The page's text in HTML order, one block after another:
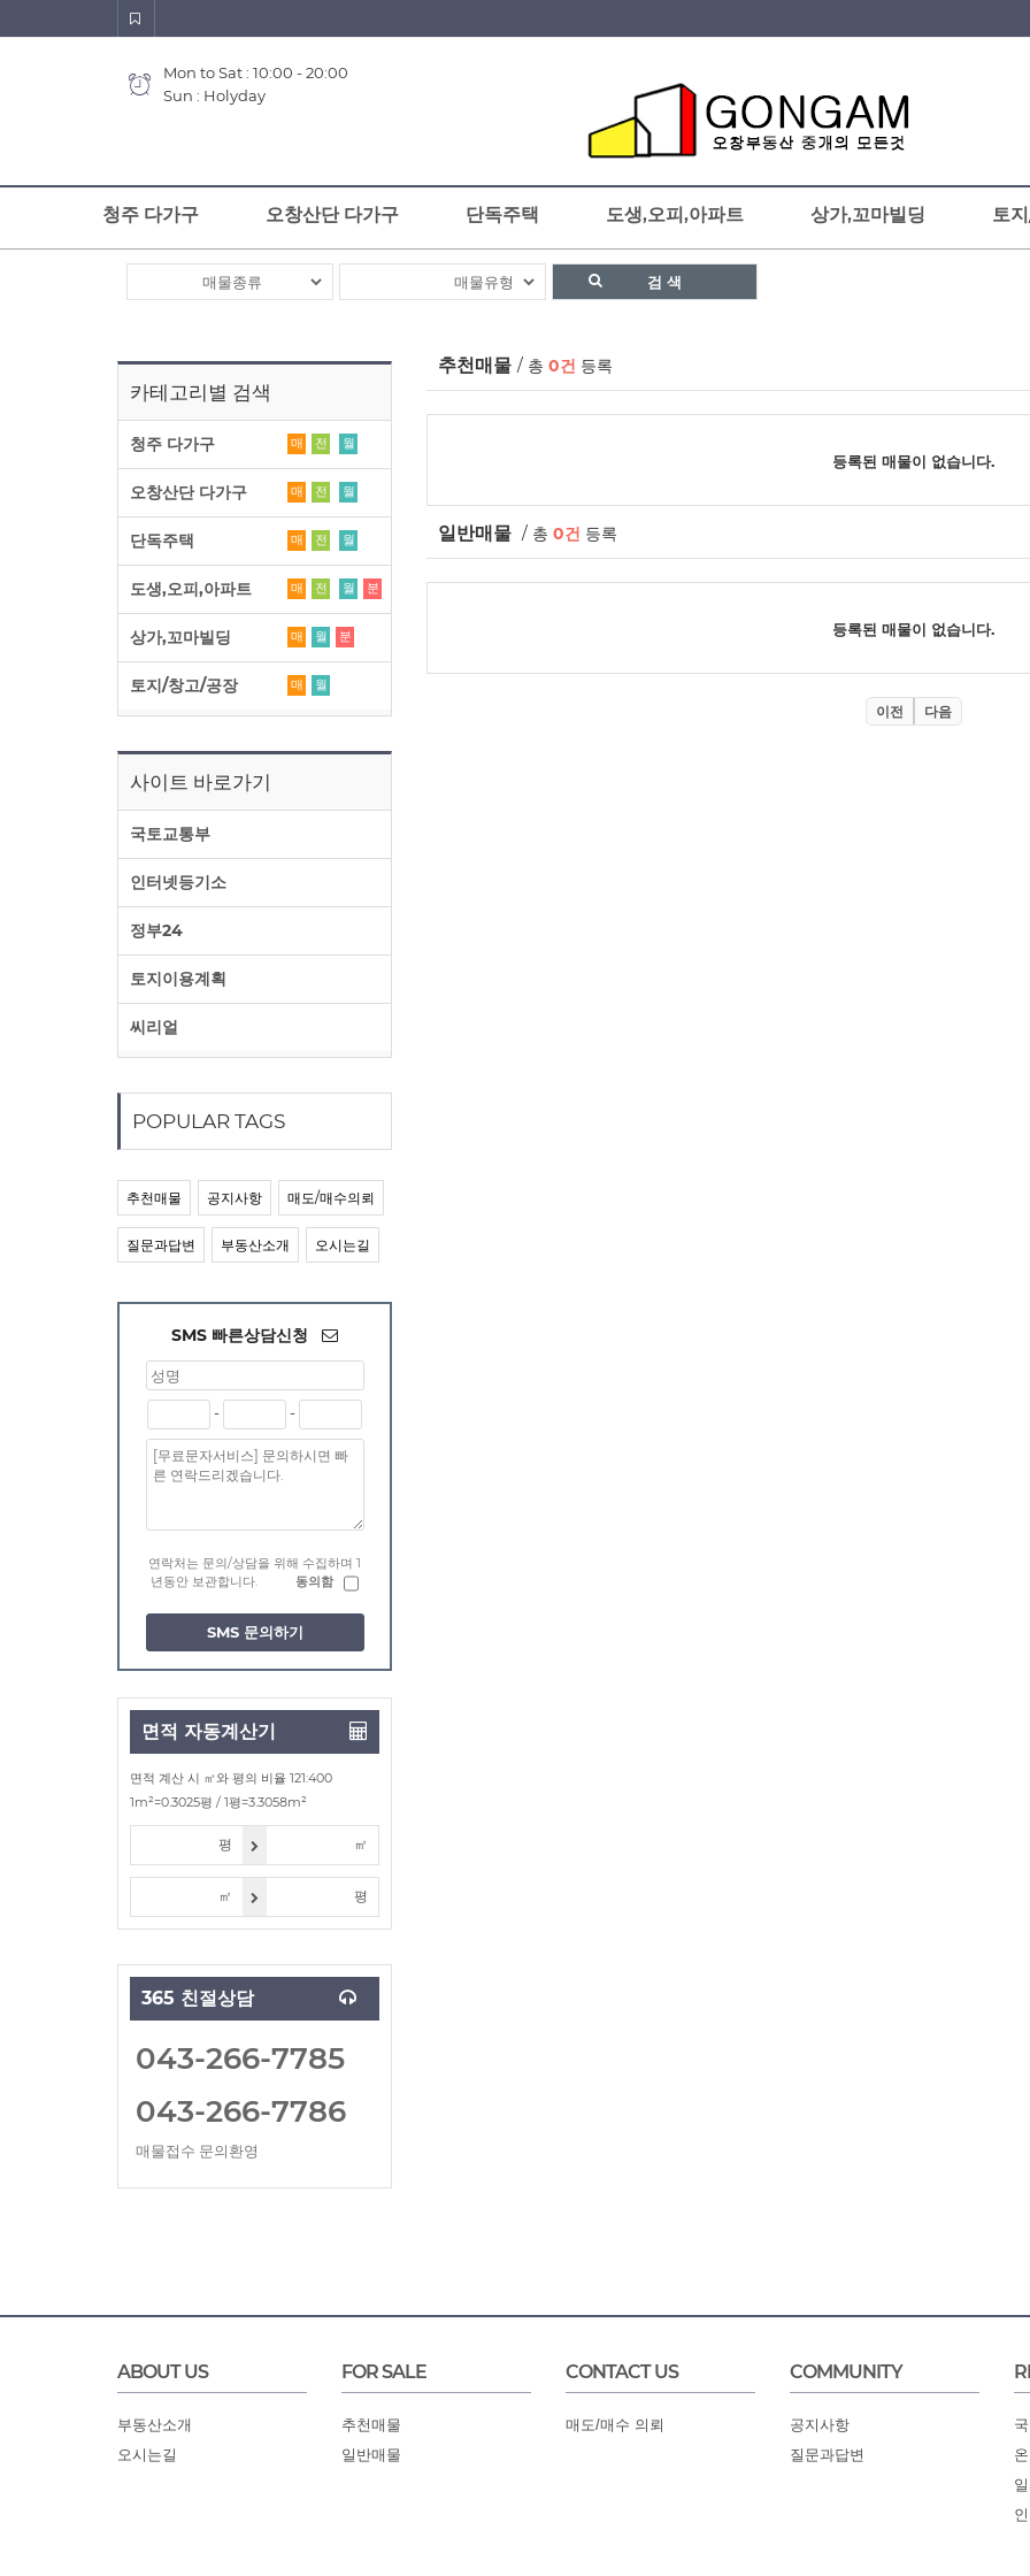
Mon to Sat : 10:00 - 20:00
Sun : Holyday
청주 다가구 오창산단 다가구 단독주택 도생,오피,아파트 상가,꼬마빌딩 토
Smart Search
검 색
카테고리별 검색
청주 다가구 매 전 월
오창산단 다가구 매 전 월
단독주택 매 전 월
도생,오피,아파트 매 전 월 분
상가,꼬마빌딩 매 월 분
토지/창고/공장 매 월
사이트 바로가기
국토교통부
인터넷등기소
정부24
토지이용계획
씨리얼
POPULAR TAGS
추천매물 공지사항 매도/매수의뢰
질문과답변 부동산소개 오시는길
SMS 빠른상담신청
- -
연락처는 문의/상담을 위해 수집하며 1
년동안 보관합니다.
동의함
SMS 문의하기
면적 자동계산기
면적 계산 시 ㎡와 평의 비율 121:400
1m²=0.3025평 / 1평=3.3058m²
평 ㎡
㎡ 평
365 친절상담
043-266-7785
043-266-7786
매물접수 문의환영
추천매물 / 총0건 등록
등록된 매물이 없습니다.
일반매물 / 총0건 등록
등록된 매물이 없습니다.
이전 다음
ABOUT US
부동산소개
오시는길
FOR SALE
추천매물
일반매물
CONTACT US
매도/매수 의뢰
COMMUNITY
공지사항
질문과답변